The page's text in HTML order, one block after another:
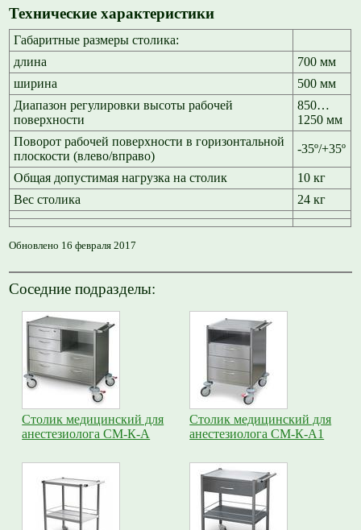
Технические характеристики
Габаритные размеры столика:
длина
700 мм
ширина
500 мм
Диапазон регулировки высоты рабочей
поверхности
850…
1250 мм
Поворот рабочей поверхности в горизонтальной
плоскости (влево/вправо)
-35º/+35º
Общая допустимая нагрузка на столик
10 кг
Вес столика
24 кг
Обновлено 16 февраля 2017
Соседние подразделы:
Столик медицинский для
анестезиолога СМ-К-А
Столик медицинский для
анестезиолога СМ-К-А1